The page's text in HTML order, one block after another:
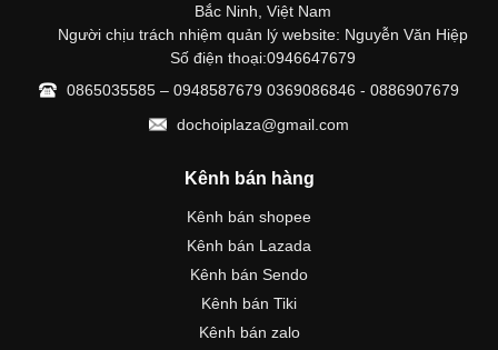
Bắc Ninh, Việt Nam
Người chịu trách nhiệm quản lý website: Nguyễn Văn Hiệp
Số điện thoại:0946647679
0865035585 – 0948587679 0369086846 - 0886907679
dochoiplaza@gmail.com
Kênh bán hàng
Kênh bán shopee
Kênh bán Lazada
Kênh bán Sendo
Kênh bán Tiki
Kênh bán zalo